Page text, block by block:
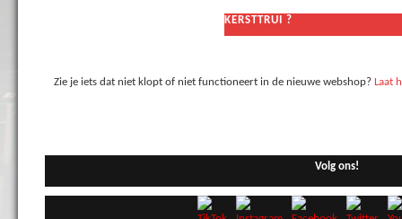
KERSTTRUI ?
Zie je iets dat niet klopt of niet functioneert in de nieuwe webshop? Laat
Volg ons!